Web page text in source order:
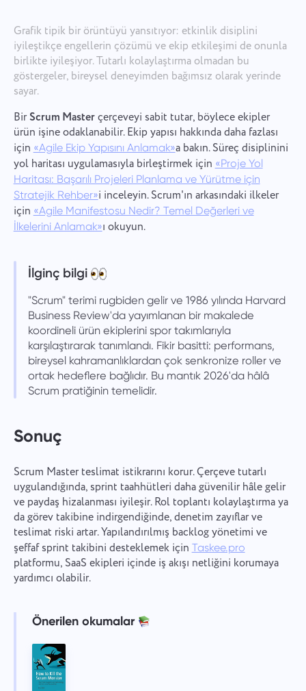
Grafik tipik bir örüntüyü yansıtıyor: etkinlik disiplini
iyileştikçe engellerin çözümü ve ekip etkileşimi de onunla
birlikte iyileşiyor. Tutarlı kolaylaştırma olmadan bu
göstergeler, bireysel deneyimden bağımsız olarak yerinde
sayar.
BirScrum Masterçerçeveyi sabit tutar, böylece ekipler
ürün işine odaklanabilir. Ekip yapısı hakkında daha fazlası
için «Agile Ekip Yapısını Anlamak»a bakın. Süreç disiplinini
yol haritası uygulamasıyla birleştirmek için «Proje Yol
Haritası: Başarılı Projeleri Planlama ve Yürütme için
Stratejik Rehber»i inceleyin. Scrum'ın arkasındaki ilkeler
için «Agile Manifestosu Nedir? Temel Değerleri ve
İlkelerini Anlamak»ı okuyun.
İlginç bilgi
"Scrum" terimi rugbiden gelir ve 1986 yılında Harvard
Business Review'da yayımlanan bir makalede
koordineli ürün ekiplerini spor takımlarıyla
karşılaştırarak tanımlandı. Fikir basitti: performans,
bireysel kahramanlıklardan çok senkronize roller ve
ortak hedeflere bağlıdır. Bu mantık 2026'da hâlâ
Scrum pratiğinin temelidir.
Sonuç
Scrum Master teslimat istikrarını korur. Çerçeve tutarlı
uygulandığında, sprint taahhütleri daha güvenilir hâle gelir
ve paydaş hizalanması iyileşir. Rol toplantı kolaylaştırma ya
da görev takibine indirgendiğinde, denetim zayıflar ve
teslimat riski artar. Yapılandırılmış backlog yönetimi ve
şeffaf sprint takibini desteklemek içinTaskee.pro
platformu, SaaS ekipleri içinde iş akışı netliğini korumaya
yardımcı olabilir.
Önerilen okumalar